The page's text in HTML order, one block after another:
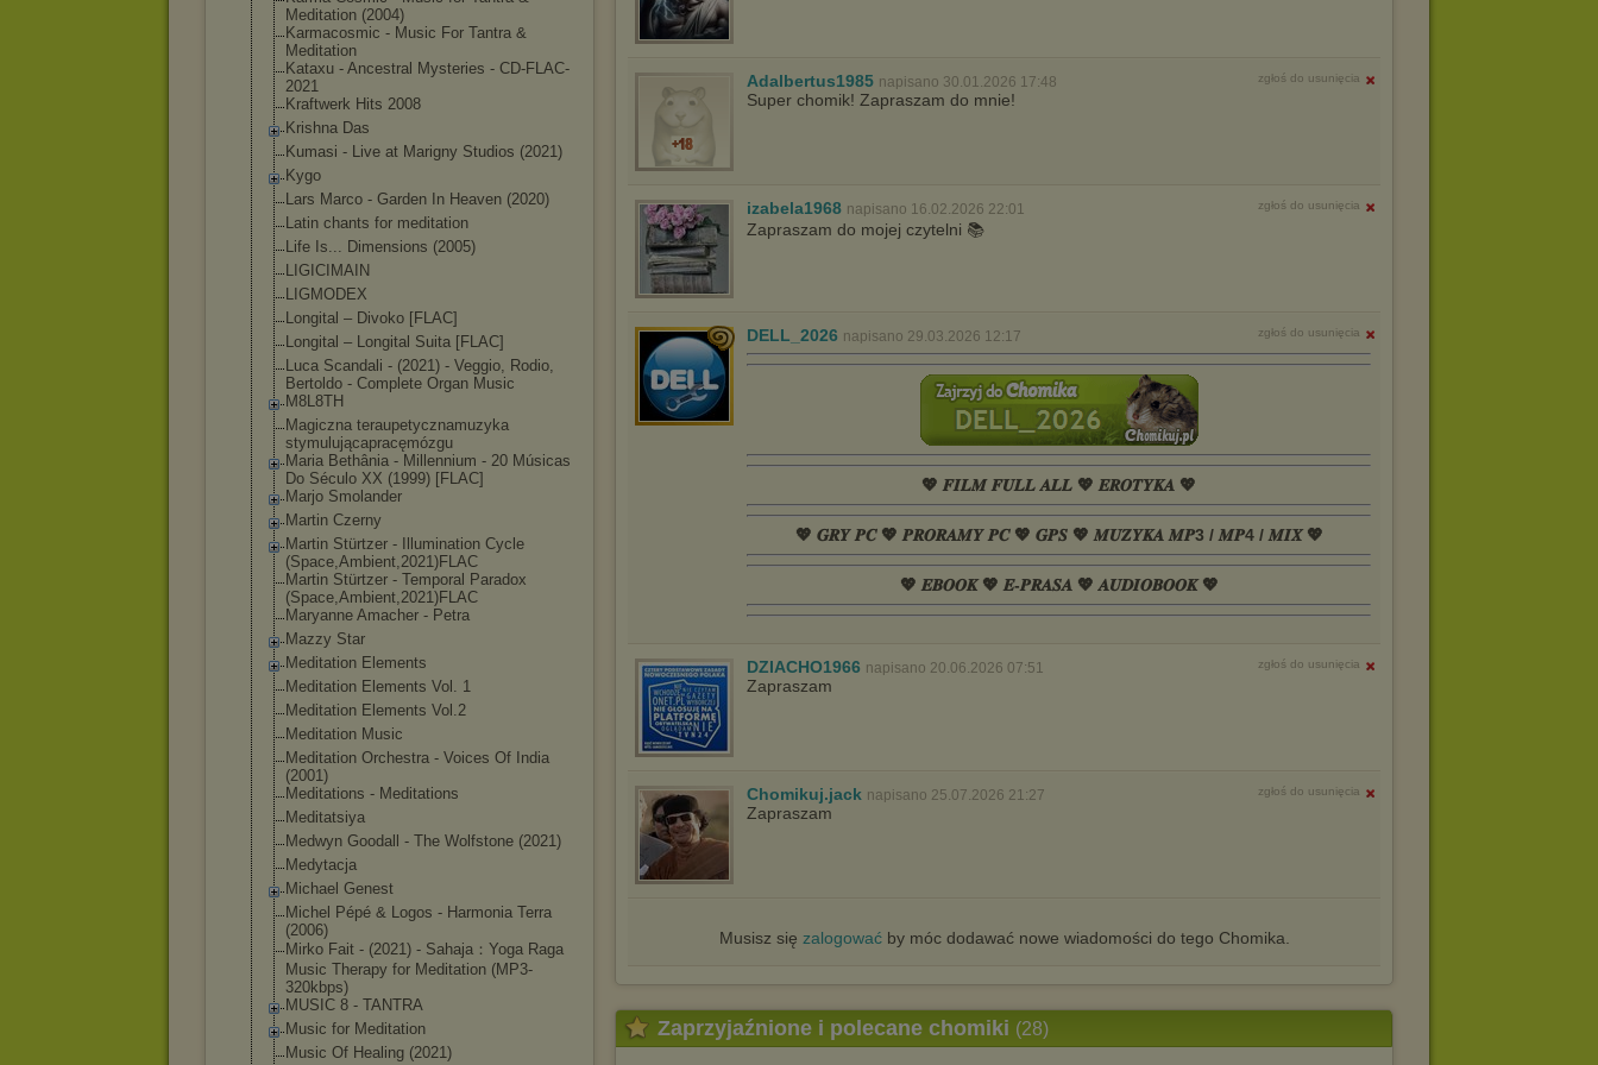
Meditation (2004)
Karmacosmic - Music For Tantra &
Meditation
Kataxu - Ancestral Mysteries - CD-FLAC-
2021
Kraftwerk Hits 2008
Krishna Das
Kumasi - Live at Marigny Studios (2021)
Kygo
Lars Marco - Garden In Heaven (2020)
Latin chants for meditation
Life Is... Dimensions (2005)
LIGICIMAIN
LIGMODEX
Longital ‎– Divoko [FLAC]
Longital ‎– Longital Suita [FLAC]
Luca Scandali - (2021) - Veggio, Rodio,
Bertoldo - Complete Organ Music
M8L8TH
Magiczna teraupetycznamuzyka
stymulującapracęmózgu
Maria Bethânia - Millennium - 20 Músicas
Do Século XX (1999) [FLAC]
Marjo Smolander
Martin Czerny
Martin Stürtzer - Illumination Cycle
(Space,Ambient,2021)FLAC
Martin Stürtzer - Temporal Paradox
(Space,Ambient,2021)FLAC
Maryanne Amacher - Petra
Mazzy Star
Meditation Elements
Meditation Elements Vol. 1
Meditation Elements Vol.2
Meditation Music
Meditation Orchestra - Voices Of India
(2001)
Meditations - Meditations
Meditatsiya
Medwyn Goodall - The Wolfstone (2021)
Medytacja
Michael Genest
Michel Pépé & Logos - Harmonia Terra
(2006)
Mirko Fait - (2021) - Sahaja：Yoga Raga
Music Therapy for Meditation (MP3-
320kbps)
MUSIC 8 - TANTRA
Music for Meditation
Music Of Healing (2021)
Adalbertus1985 napisano 30.01.2026 17:48 zgłoś do usunięcia
Super chomik! Zapraszam do mnie!
izabela1968 napisano 16.02.2026 22:01 zgłoś do usunięcia
Zapraszam do mojej czytelni 📚
DELL_2026 napisano 29.03.2026 12:17 zgłoś do usunięcia
💖 𝑭𝑰𝑳𝑴 𝑭𝑼𝑳𝑳 𝑨𝑳𝑳 💖 𝑬𝑹𝑶𝑻𝒀𝑲𝑨 💖
💖 𝑮𝑹𝒀 𝑷𝑪 💖 𝑷𝑹𝑶𝑹𝑨𝑴𝒀 𝑷𝑪 💖 𝑮𝑷𝑺 💖 𝑴𝑼𝒁𝒀𝑲𝑨 𝑴𝑷3 / 𝑴𝑷4 / 𝑴𝑰𝑿 💖
💖 𝑬𝑩𝑶𝑶𝑲 💖 𝑬-𝑷𝑹𝑨𝑺𝑨 💖 𝑨𝑼𝑫𝑰𝑶𝑩𝑶𝑶𝑲 💖
DZIACHO1966 napisano 20.06.2026 07:51 zgłoś do usunięcia
Zapraszam
Chomikuj.jack napisano 25.07.2026 21:27 zgłoś do usunięcia
Zapraszam
Musisz się zalogowaćby móc dodawać nowe wiadomości do tego Chomika.
Zaprzyjaźnione i polecane chomiki (28)